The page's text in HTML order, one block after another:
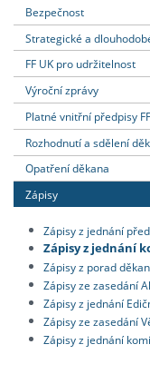
Bezpečnost
Strategické a
FF UK pro udržitelnost
Výroční zprávy
Platné vnitřní předpisy
Rozhodnutí a sdělení
Opatření děkana
Zápisy
Zápisy z jednání
Zápisy z jednání
Zápisy z porad
Zápisy ze zasedání
Zápisy z jednání
Zápisy ze zasedání
Zápisy z jednání